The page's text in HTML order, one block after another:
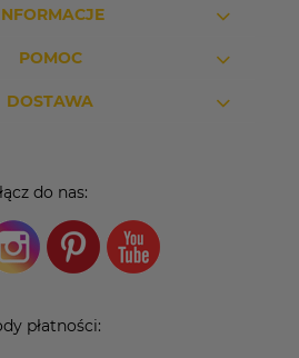
POMOC
DOSTAWA
do nas:
płatności: